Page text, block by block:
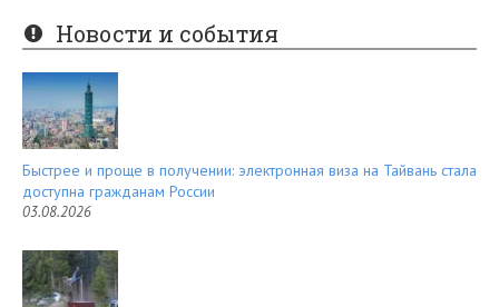
er
es
t
e
d
Новости и события
Быстрее и проще в получении: электронная виза на Тайвань стала
доступна гражданам России
03.08.2026